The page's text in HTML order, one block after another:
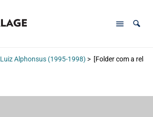
Luiz Alphonsus (1995-1998) > [Folder com a